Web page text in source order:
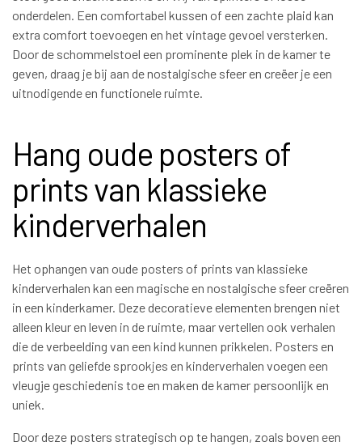
onderdelen. Een comfortabel kussen of een zachte plaid kan
extra comfort toevoegen en het vintage gevoel versterken.
Door de schommelstoel een prominente plek in de kamer te
geven, draag je bij aan de nostalgische sfeer en creëer je een
uitnodigende en functionele ruimte.
Hang oude posters of
prints van klassieke
kinderverhalen
Het ophangen van oude posters of prints van klassieke
kinderverhalen kan een magische en nostalgische sfeer creëren
in een kinderkamer. Deze decoratieve elementen brengen niet
alleen kleur en leven in de ruimte, maar vertellen ook verhalen
die de verbeelding van een kind kunnen prikkelen. Posters en
prints van geliefde sprookjes en kinderverhalen voegen een
vleugje geschiedenis toe en maken de kamer persoonlijk en
uniek.
Door deze posters strategisch op te hangen, zoals boven een